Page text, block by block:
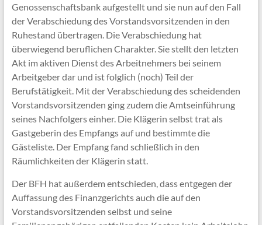
Genossenschaftsbank aufgestellt und sie nun auf den Fall
der Verabschiedung des Vorstandsvorsitzenden in den
Ruhestand übertragen. Die Verabschiedung hat
überwiegend beruflichen Charakter. Sie stellt den letzten
Akt im aktiven Dienst des Arbeitnehmers bei seinem
Arbeitgeber dar und ist folglich (noch) Teil der
Berufstätigkeit. Mit der Verabschiedung des scheidenden
Vorstandsvorsitzenden ging zudem die Amtseinführung
seines Nachfolgers einher. Die Klägerin selbst trat als
Gastgeberin des Empfangs auf und bestimmte die
Gästeliste. Der Empfang fand schließlich in den
Räumlichkeiten der Klägerin statt.
Der BFH hat außerdem entschieden, dass entgegen der
Auffassung des Finanzgerichts auch die auf den
Vorstandsvorsitzenden selbst und seine